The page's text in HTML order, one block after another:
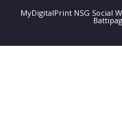
MyDigitalPrint NSG Social